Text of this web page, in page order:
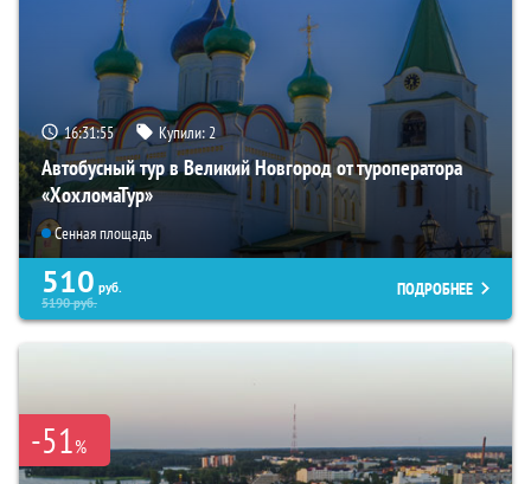
16:31:54 Купили:2
Автобусный тур в Великий Новгород от туроператора
«ХохломаТур»
Сенная площадь
510 руб.
5190руб.
ПОДРОБНЕЕ
-51%